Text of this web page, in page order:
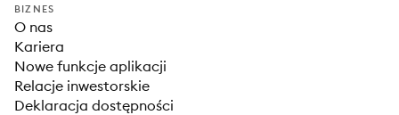
BIZNES
O nas
Kariera
Nowe funkcje aplikacji
Relacje inwestorskie
Deklaracja dostępności